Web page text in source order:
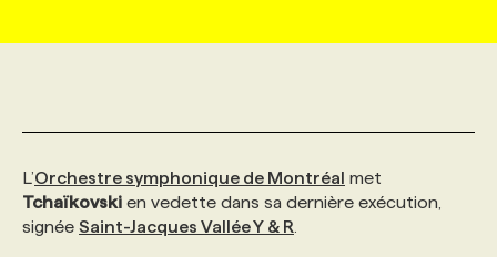
AFFAIRES DE L'INDUSTRIE
INITIATIVES NUMÉRIQUES
WEB & MÉDIAS SOCIAUX
MARKETING DURABLE
INFOLETTRE PUBLICITÉ
ANNONCEZ AVEC NOUS
CONSULTER LA CVTHÈQUE
PROFIL ENTREPRISE
VOIR LES OFFRES
PROFIL CANDIDAT
FAQ
ANNONCEZ AVEC NOUS
NOS FORMATIONS EN LIGNE
NOS PARCOURS DE FORMATIONS
CHASSE DE TÊTE
SERVICE DE CHASSE DE TÊTE
L’Orchestre symphonique de Montréal met
Tchaïkovski en vedette dans sa dernière exécution,
signée Saint-Jacques Vallée Y & R